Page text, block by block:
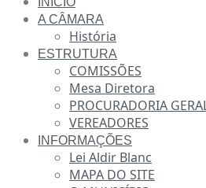
A CÂMARA
História
ESTRUTURA
COMISSÕES
Mesa Diretora
PROCURADORIA
VEREADORES
INFORMAÇÕES
Lei Aldir Blanc
MAPA DO SITE